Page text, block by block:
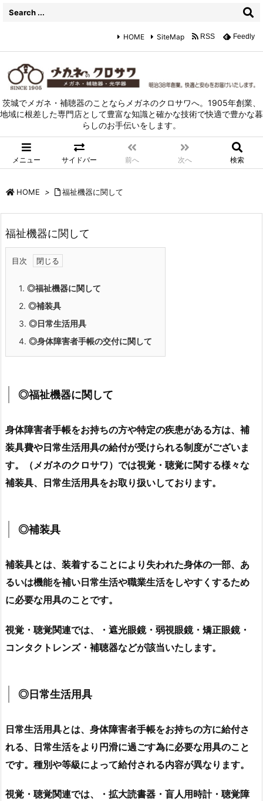
茨城でメガネ・補聴器のことならメガネのクロサワへ。1905年創業、
地域に根差した専門店として豊富な知識と確かな技術で快適で豊かな暮
らしのお手伝いをします。
メニュー サイドバー 前へ 次へ 検索
HOME SiteMap RSS Feedly
HOME > 福祉機器に関して
福祉機器に関して
目次
1. ◎福祉機器に関して
2. ◎補装具
3. ◎日常生活用具
4. ◎身体障害者手帳の交付に関して
◎福祉機器に関して
身体障害者手帳をお持ちの方や特定の疾患がある方は、補
装具費や日常生活用具の給付が受けられる制度がございま
す。（ メガネのクロサワ）では視覚・聴覚に関する様々な
補装具、日常生活用具をお取り扱いしております。
◎補装具
補装具とは、 装着することにより失われた身体の一部、あ
るいは機能を補い日常生活や職業生活をしやすくするため
に必要な用具のことです。
視覚・聴覚関連では、 ・遮光眼鏡・弱視眼鏡・矯正眼鏡・
コンタクトレンズ・補聴器などが該当いたします。
◎日常生活用具
日常生活用具とは、 身体障害者手帳をお持ちの方に給付さ
れる、日常生活をより円滑に過ごす為に必要な用具のこと
です。 種別や等級によって給付される内容が異なります。
視覚・聴覚関連では、 ・拡大読書器 ・盲人用時計・聴覚障